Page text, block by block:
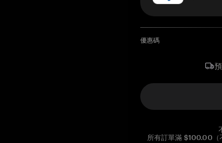
優惠碼
所有訂單滿 $100.00（